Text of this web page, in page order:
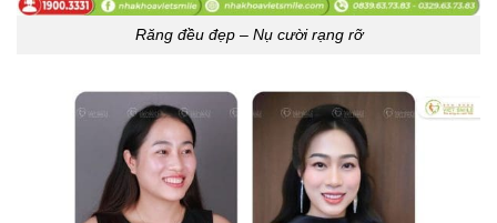
Răng đều đẹp – Nụ cười rạng rỡ